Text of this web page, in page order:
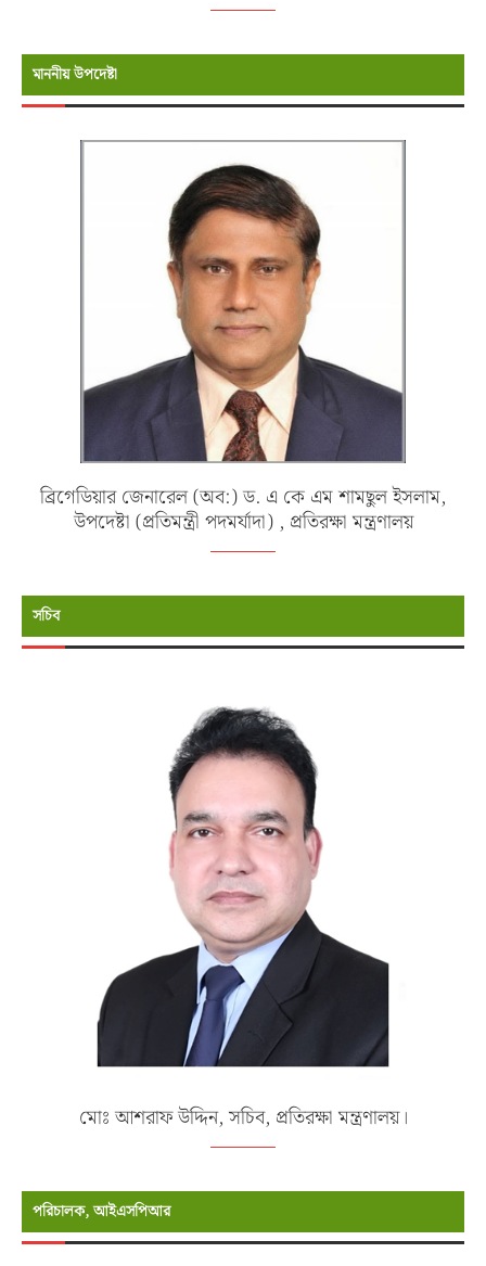
মাননীয় উপদেষ্টা
ব্রিগেডিয়ার জেনারেল (অব:) ড. এ কে এম শামছুল ইসলাম,
উপদেষ্টা (প্রতিমন্ত্রী পদমর্যাদা) , প্রতিরক্ষা মন্ত্রণালয়
সচিব
মোঃ আশরাফ উদ্দিন, সচিব, প্রতিরক্ষা মন্ত্রণালয়।
পরিচালক, আইএসপিআর